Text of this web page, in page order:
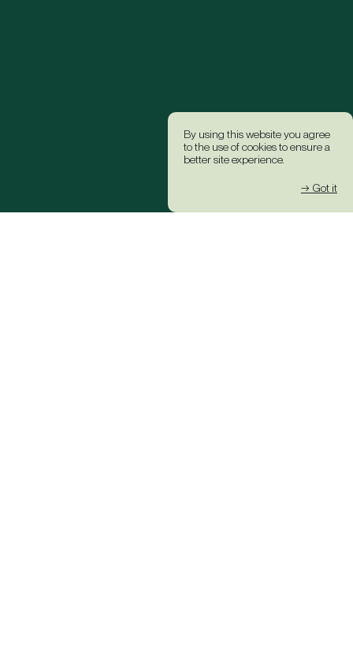
By using this website you agree
to the use of cookies to ensure a
better site experience.
→ Got it